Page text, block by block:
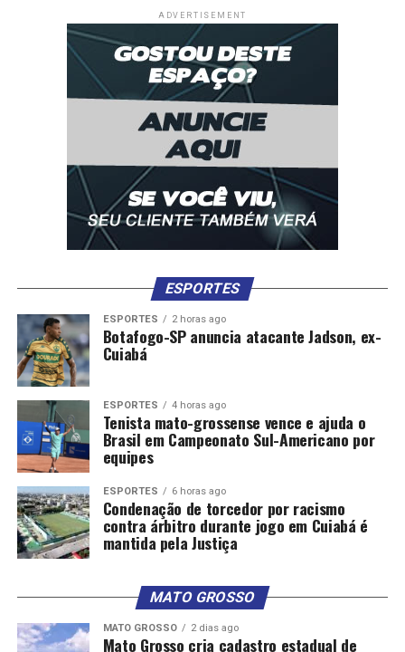
ADVERTISEMENT
ESPORTES
ESPORTES 2 horas ago
Botafogo-SP anuncia atacante Jadson, ex-
Cuiabá
ESPORTES 4 horas ago
Tenista mato-grossense vence e ajuda o
Brasil em Campeonato Sul-Americano por
equipes
ESPORTES 6 horas ago
Condenação de torcedor por racismo
contra árbitro durante jogo em Cuiabá é
mantida pela Justiça
MATO GROSSO
MATO GROSSO 2 dias ago
Mato Grosso cria cadastro estadual de